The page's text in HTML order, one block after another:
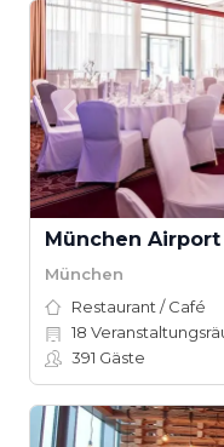
München
München
Restaurant / Café
18
391 Gäste